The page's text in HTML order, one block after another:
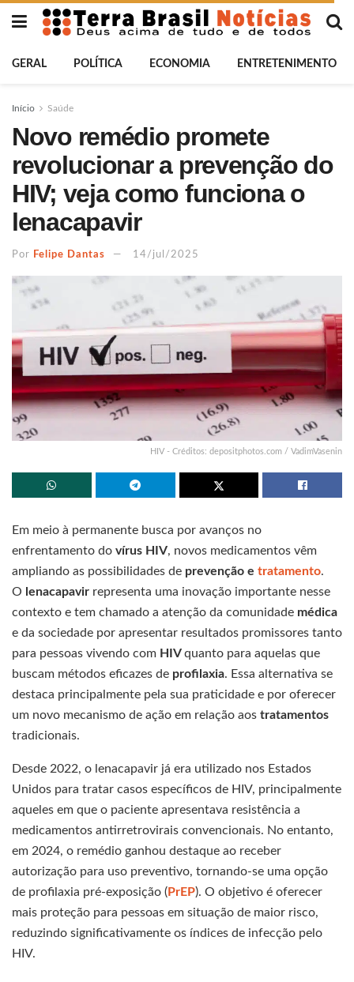
GERAL POLÍTICA ECONOMIA ENTRETENIMENTO
Início Saúde
Novo remédio promete
revolucionar a prevenção do
HIV; veja como funciona o
lenacapavir
Por Felipe Dantas 14/jul/2025
HIV - Créditos: depositphotos.com / VadimVasenin
Em meio à permanente busca por avanços no
enfrentamento do vírus HIV, novos medicamentos vêm
ampliando as possibilidades de prevenção e tratamento.
O lenacapavir representa uma inovação importante nesse
contexto e tem chamado a atenção da comunidade médica
e da sociedade por apresentar resultados promissores tanto
para pessoas vivendo com HIVquanto para aquelas que
buscam métodos eficazes de profilaxia. Essa alternativa se
destaca principalmente pela sua praticidade e por oferecer
um novo mecanismo de ação em relação aos tratamentos
tradicionais.
Desde 2022, o lenacapavir já era utilizado nos Estados
Unidos para tratar casos específicos de HIV, principalmente
aqueles em que o paciente apresentava resistência a
medicamentos antirretrovirais convencionais. No entanto,
em 2024, o remédio ganhou destaque ao receber
autorização para uso preventivo, tornando-se uma opção
de profilaxia pré-exposição (PrEP). O objetivo é oferecer
mais proteção para pessoas em situação de maior risco,
reduzindo significativamente os índices de infecção pelo
HIV.